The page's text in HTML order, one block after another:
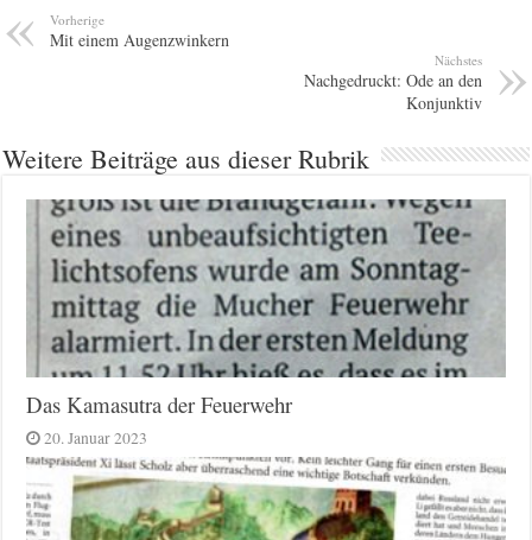
Vorherige
Mit einem Augenzwinkern
Nächstes
Nachgedruckt: Ode an den
Konjunktiv
Weitere Beiträge aus dieser Rubrik
Das Kamasutra der Feuerwehr
20. Januar 2023